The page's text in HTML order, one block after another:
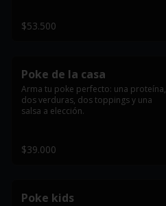
$53.500
Poke de la casa
Arma tu poke perfecto: una proteína,
dos verduras, dos toppings y una
salsa a elección.
$39.000
Poke kids